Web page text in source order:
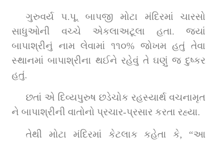
ગુરુવર્ય પ.પૂ. બાપજી મોટા મંદિરમાં ચારસો
સાધુઓની વચ્ચે એકલાઅટૂલા હતા. જ્યાં
બાપાશ્રીનું નામ લેવામાં ૧૧૦% જોખમ હતું તેવા
સ્થાનમાં બાપાશ્રીના થઈને રહેવું તે ઘણું જ દુષ્કર
હતું.
છતાં એ દિવ્યપુરુષ છડેચોક રહસ્યાર્થ વચનામૃત
ને બાપાશ્રીની વાતોનો પ્રચાર-પ્રસાર કરતા રહ્યા.
તેથી મોટા મંદિરમાં કેટલાક કહેતા કે, “આ